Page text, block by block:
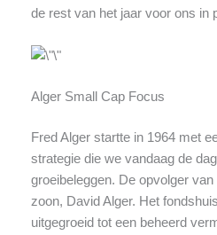
de rest van het jaar voor ons in
Alger Small Cap Focus
Fred Alger startte in 1964 met
strategie die we vandaag de
groeibeleggen. De opvolger
zoon, David Alger. Het
uitgegroeid tot een beheerd